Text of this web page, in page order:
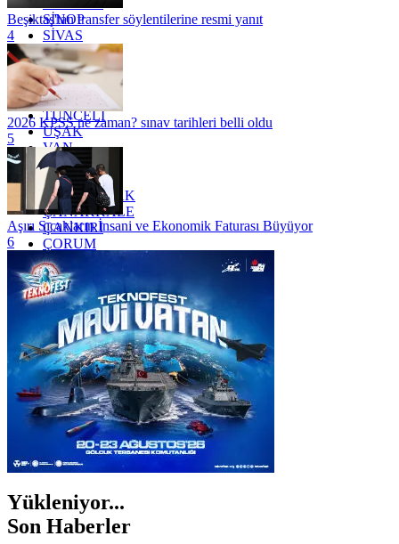
SİNOP
SİVAS
SİİRT
TEKİRDAĞ
TOKAT
TRABZON
TUNCELİ
UŞAK
VAN
YALOVA
YOZGAT
ZONGULDAK
ÇANAKKALE
ÇANKIRI
ÇORUM
İSTANBUL
İZMİR
ŞANLIURFA
ŞIRNAK
Beşiktaş'tan transfer söylentilerine resmi yanıt
4
2026 KPSS ne zaman? sınav tarihleri belli oldu
5
Aşırı Sıcakların İnsani ve Ekonomik Faturası Büyüyor
6
Yükleniyor...
Son Haberler